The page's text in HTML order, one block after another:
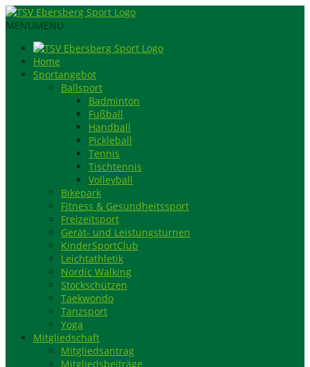
MENUMENU
Home
Sportangebot
Ballsport
Badminton
Fußball
Handball
Pickleball
Tennis
Tischtennis
Volleyball
Bikepark
Fitness & Gesundheitssport
Freizeitsport
Gerät- und Leistungsturnen
KinderSportClub
Leichtathletik
Nordic Walking
Stockschützen
Taekwondo
Tanzsport
Yoga
Mitgliedschaft
Mitgliedsantrag
Mitgliedsbeiträge